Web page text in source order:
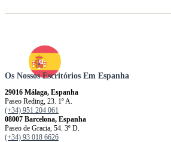
Os Nossos Escritórios Em Espanha
29016 Málaga, Espanha
Paseo Reding, 23. 1º A.
(+34) 951 204 061
08007 Barcelona, ​​​​​Espanha
Paseo de Gracia, 54. 3º D.
(+34) 93 018 6626